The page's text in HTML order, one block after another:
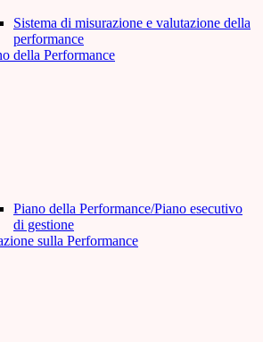
Sistema di misurazione e valutazione della
performance
della Performance
Piano della Performance/Piano esecutivo
di gestione
sulla Performance